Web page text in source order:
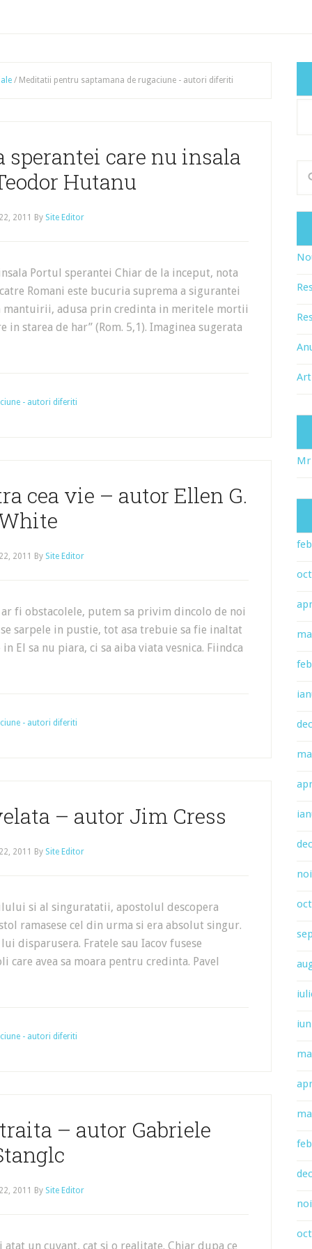
/ Meditatii pentru saptamana de rugaciune - autori diferiti
sperantei care nu insala
Hutanu
2011 By Site Editor
Portul sperantei Chiar de la inceput, nota
Romani este bucuria suprema a sigurantei
mantuirii, adusa prin credinta in meritele mortii
starea de har” (Rom. 5,1). Imaginea sugerata
- autori diferiti
cea vie – autor Ellen G.
2011 By Site Editor
fi obstacolele, putem sa privim dincolo de noi
sarpele in pustie, tot asa trebuie sa fie inaltat
El sa nu piara, ci sa aiba viata vesnica. Fiindca
- autori diferiti
– autor Jim Cress
2011 By Site Editor
si al singuratatii, apostolul descopera
ramasese cel din urma si era absolut singur.
disparusera. Fratele sau Iacov fusese
avea sa moara pentru credinta. Pavel
- autori diferiti
– autor Gabriele
2011 By Site Editor
un cuvant, cat si o realitate. Chiar dupa ce
Mr